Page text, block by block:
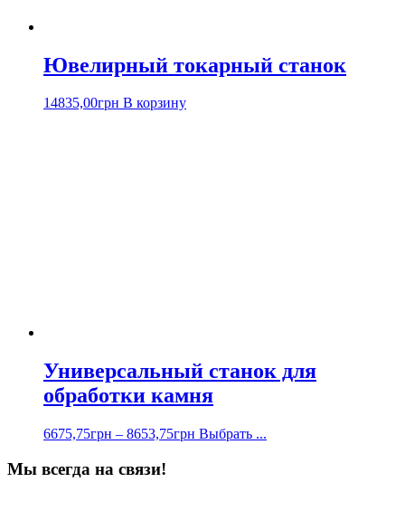
Ювелирный токарный станок
14835,00грн В корзину
Универсальный станок для
обработки камня
6675,75грн – 8653,75грн Выбрать ...
Мы всегда на связи!